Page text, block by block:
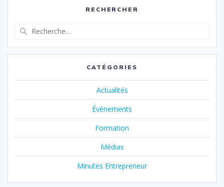
RECHERCHER
:
CATÉGORIES
Actualités
Évènements
Formation
Médias
Minutes Entrepreneur